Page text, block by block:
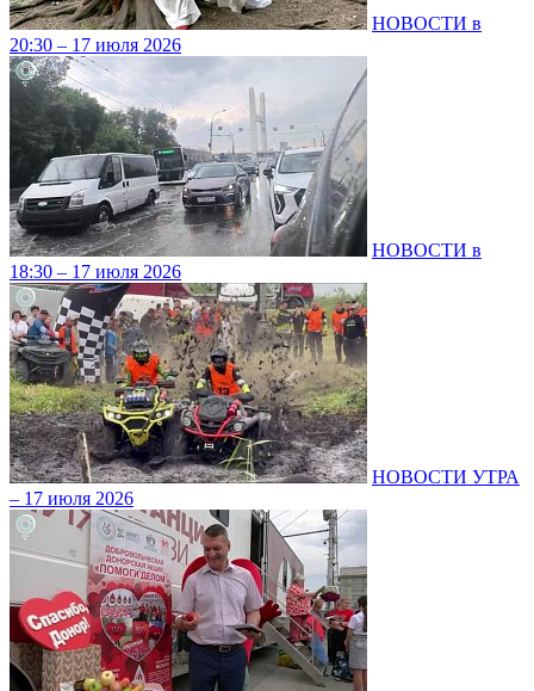
НОВОСТИ в
20:30 – 17 июля 2026
НОВОСТИ в
18:30 – 17 июля 2026
НОВОСТИ УТРА
– 17 июля 2026